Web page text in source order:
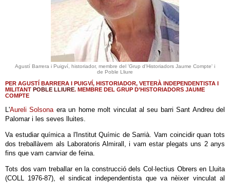
Agustí Barrera i Puigví, historiador, membre del 'Grup d'Historiadors Jaume Compte' i
de Poble Lliure
PER AGUSTÍ BARRERA I PUIGVÍ, HISTORIADOR, VETERÀ INDEPENDENTISTA I
MILITANT POBLE LLIURE. MEMBRE DEL GRUP D’HISTORIADORS JAUME
COMPTE
L'Aureli Solsonaera un home molt vinculat al seu barri Sant Andreu del
Palomar i les seves lluites.
Va estudiar química a l'Institut Químic de Sarrià. Vam coincidir quan tots
dos treballàvem als Laboratoris Almirall, i vam estar plegats uns 2 anys
fins que vam canviar de feina.
Tots dos vam treballar en la construcció dels Col·lectius Obrers en Lluita
(COLL 1976-87), el sindicat independentista que va nèixer vinculat al